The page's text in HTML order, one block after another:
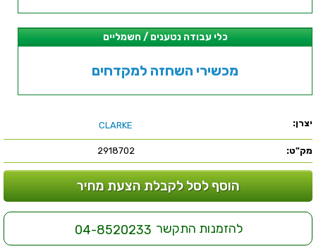
כלי עבודה נטענים / חשמליים
מכשירי השחזה למקדחים
יצרן: CLARKE
מק"ט: 2918702
הוסף לסל לקבלת הצעת מחיר
להזמנות התקשר 04-8520233